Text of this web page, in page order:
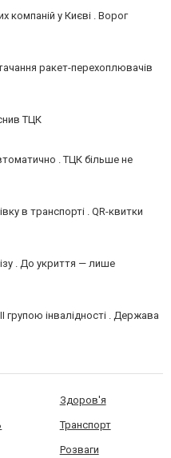
компаній у Києві . Ворог
ракет-перехоплювачів
ТЦК
. ТЦК більше не
в транспорті . QR-квитки
. До укриття — лише
групою інвалідності . Держава
Здоров'я
Транспорт
Розваги